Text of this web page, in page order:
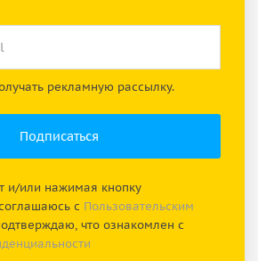
рекламную рассылку.
и/или нажимая кнопку
с Пользовательским
что ознакомлен с